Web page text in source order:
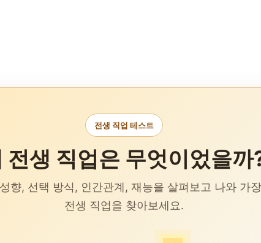
전생 직업 테스트
전생 직업은 무엇이었을까
향, 선택 방식, 인간관계, 재능을 살펴보고 나와 가
전생 직업을 찾아보세요.